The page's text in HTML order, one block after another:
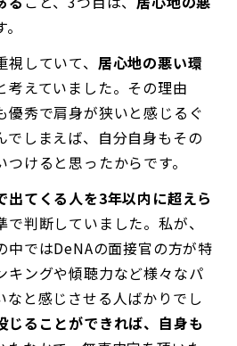
していて、 居心地の悪い環
考えていました。その理由
優秀で肩身が狭いと感じるぐ
でしまえば、自分自身もその
けると思ったからです。
出てくる人を3年以内に超えら
で判断していました。私が、
中ではDeNAの面接官の方が特
キングや傾聴力など様々なパ
なと感じさせる人ばかりでし
じることができれば、自身も